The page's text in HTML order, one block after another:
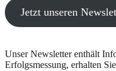
Jetzt unseren
Unser Newsletter enthält
Erfolgsmessung, erhalten